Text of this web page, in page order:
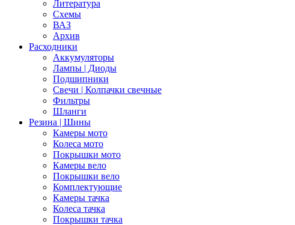
Литература
Схемы
ВАЗ
Архив
Расходники
Аккумуляторы
Лампы | Диоды
Подшипники
Свечи | Колпачки свечные
Фильтры
Шланги
Резина | Шины
Камеры мото
Колеса мото
Покрышки мото
Камеры вело
Покрышки вело
Комплектующие
Камеры тачка
Колеса тачка
Покрышки тачка